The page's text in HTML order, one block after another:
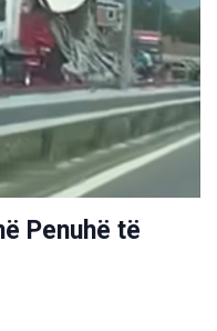
Penuhë të